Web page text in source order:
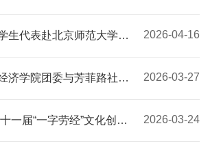
生代表赴北京师范大学参
2026-04-16
济学院团委与芳菲路社区
2026-03-27
一届“一字劳经”文化创意
2026-03-24